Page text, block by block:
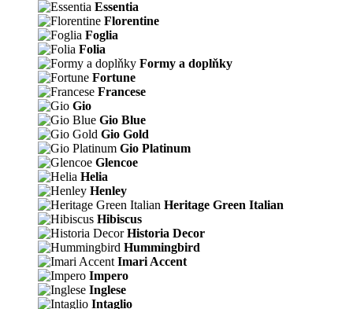
Essentia
Florentine
Foglia
Folia
Formy a doplňky
Fortune
Francese
Gio
Gio Blue
Gio Gold
Gio Platinum
Glencoe
Helia
Henley
Heritage Green Italian
Hibiscus
Historia Decor
Hummingbird
Imari Accent
Impero
Inglese
Intaglio